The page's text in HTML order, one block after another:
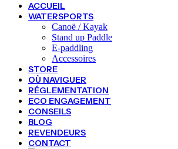
ACCUEIL
WATERSPORTS
Canoë / Kayak
Stand up Paddle
E-paddling
Accessoires
STORE
OÙ NAVIGUER
RÉGLEMENTATION
ECO ENGAGEMENT
CONSEILS
BLOG
REVENDEURS
CONTACT